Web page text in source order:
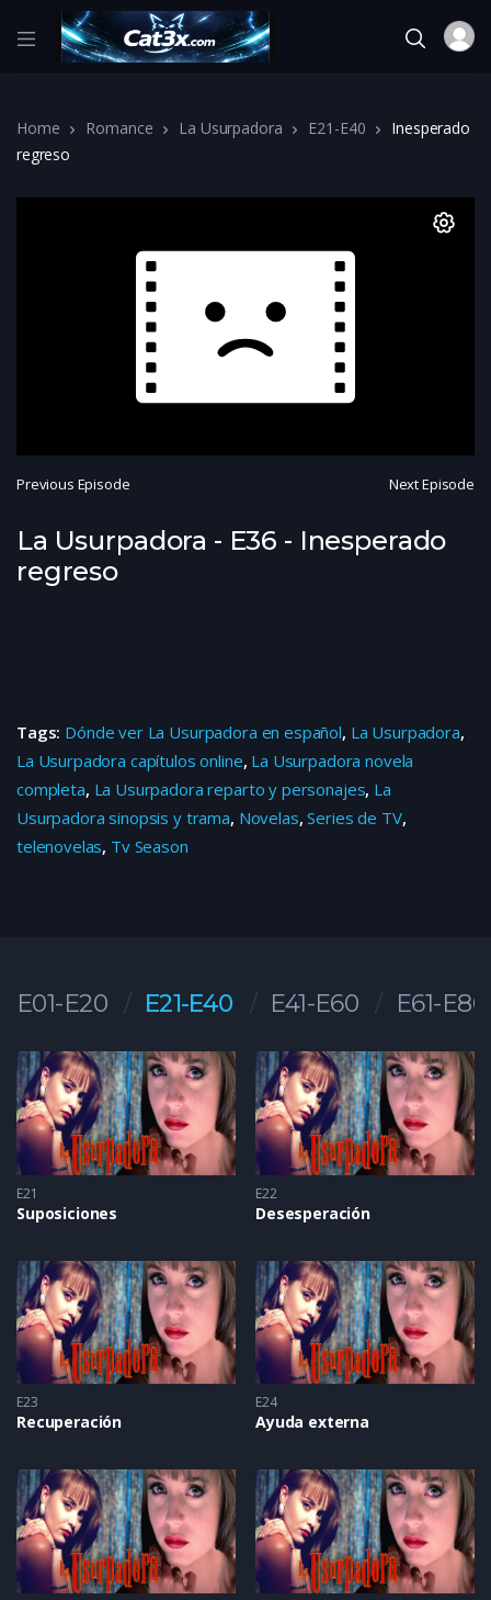
Home Romance La Usurpadora E21-E40
Inesperado
regreso
Previous Episode Next Episode
La Usurpadora - E36 - Inesperado
regreso
Tags: Dónde ver La Usurpadora en español, La Usurpadora,
La Usurpadora capítulos online, La Usurpadora novela
completa, La Usurpadora reparto y personajes, La
Usurpadora sinopsis y trama, Novelas,Series de TV,
telenovelas, Tv Season
E01-E20 E21-E40 E41-E60 E61-E80
E21
Suposiciones
E22
Desesperación
E23
Recuperación
E24
Ayuda externa